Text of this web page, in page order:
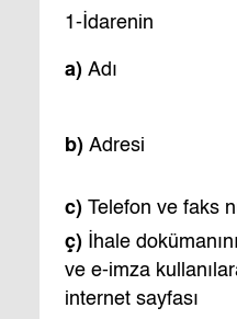
1-İdarenin
a) Adı
b) Adresi
c) Telefon ve faks
ç) İhale
ve e-imza
internet sayfası